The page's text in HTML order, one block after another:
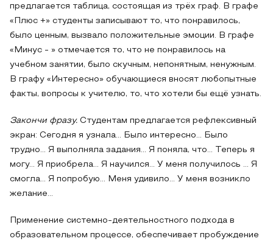
предлагается таблица, состоящая из трёх граф. В графе
«Плюс +» студенты записывают то, что понравилось,
было ценным, вызвало положительные эмоции. В графе
«Минус - » отмечается то, что не понравилось на
учебном занятии, было скучным, непонятным, ненужным.
В графу «Интересно» обучающиеся вносят любопытные
факты, вопросы к учителю, то, что хотели бы ещё узнать.
Закончи фразу. Студентам предлагается рефлексивный
экран: Сегодня я узнала… Было интересно… Было
трудно… Я выполняла задания… Я поняла, что… Теперь я
могу… Я приобрела… Я научился… У меня получилось … Я
смогла… Я попробую… Меня удивило… У меня возникло
желание…
Применение системно-деятельностного подхода в
образовательном процессе, обеспечивает пробуждение